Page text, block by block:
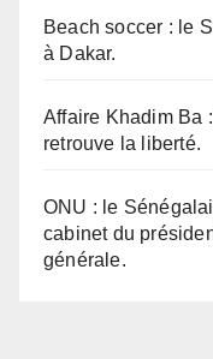
Beach soccer : le
à Dakar.
Affaire Khadim Ba
retrouve la liberté.
ONU : le
cabinet du
générale.